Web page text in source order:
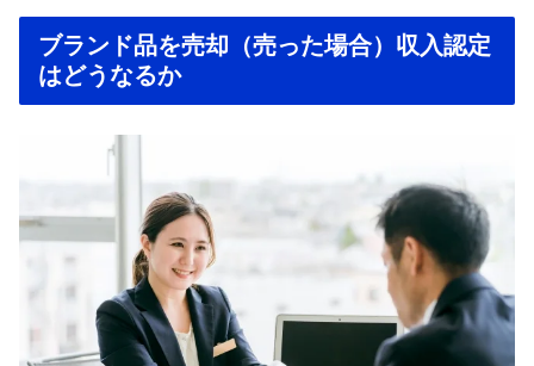
ブランド品を売却（売った場合）収入認定
はどうなるか